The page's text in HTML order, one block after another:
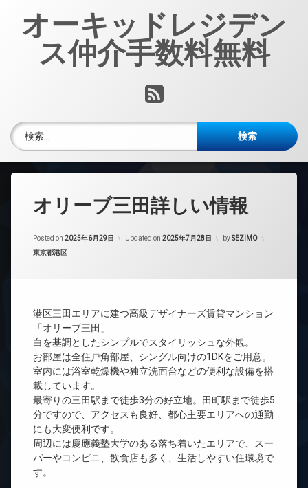
オーキッドレジデン
ス仲介手数料無料
RSS
検索:
オリーブ三田詳しい情報
Posted on 2025年6月29日 Updated on 2025年7月28日 bySEZIMO
カテゴリー:
東京都港区
港区三田エリアに建つ高級デザイナーズ賃貸マンション
「オリーブ三田」
白を基調としたシンプルでスタイリッシュな外観。
お部屋は全住戸角部屋、シングル向けの1DKをご用意。
室内には浴室乾燥機や独立洗面台などの便利な設備を搭
載しています。
最寄りの三田駅まで徒歩3分の好立地。田町駅まで徒歩5
分ですので、アクセスも良好、都心主要エリアへの通勤
にも大変便利です。
周辺には慶應義塾大学のある落ち着いたエリアで、スー
パーやコンビニ、飲食店も多く、生活しやすい住環境で
す。